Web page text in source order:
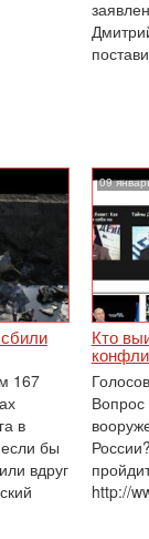
167
в
бы
вдруг
09
Кто
Вопрос
http://